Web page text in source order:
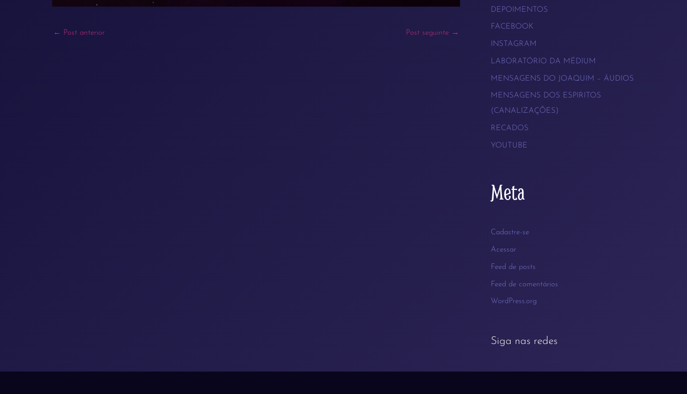
← Post anterior Post seguinte →
DEPOIMENTOS
FACEBOOK
INSTAGRAM
LABORATÓRIO DA MÉDIUM
MENSAGENS DO JOAQUIM – ÁUDIOS
MENSAGENS DOS ESPIRITOS
(CANALIZAÇÕES)
RECADOS
YOUTUBE
Meta
Cadastre-se
Acessar
Feed de posts
Feed de comentários
WordPress.org
Siga nas redes